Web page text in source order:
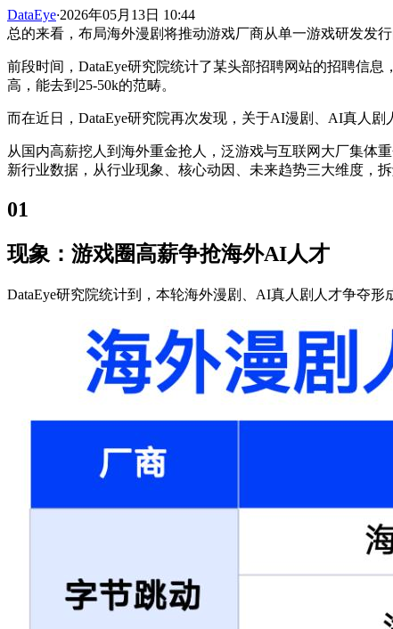
DataEye·2026年05月13日 10:44
总的来看，布局海外漫剧将推动游戏厂商从单一游戏研发发
前段时间，DataEye研究院统计了某头部招聘网站的招聘信
高，能去到25-50k的范畴。
而在近日，DataEye研究院再次发现，关于AI漫剧、AI真人
从国内高薪挖人到海外重金抢人，泛游戏与互联网大厂集体
新行业数据，从行业现象、核心动因、未来趋势三大维度，
01
现象：游戏圈高薪争抢海外AI人才
DataEye研究院统计到，本轮海外漫剧、AI真人剧人才争夺形